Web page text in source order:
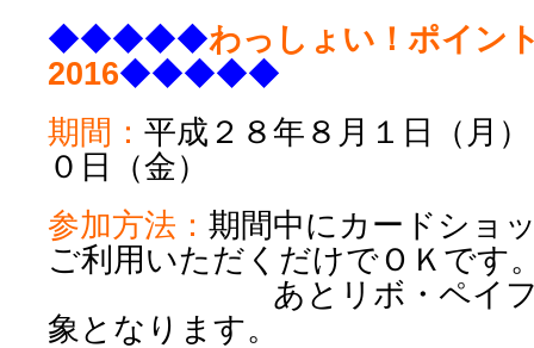
◆◆◆◆◆わっしょい！ポイ
2016◆◆◆◆◆
期間： 平成２８年８月１日（月
０日（金）
参加方法： 期間中にカードショ
ご利用いただくだけでＯＫです
あとリボ・ペイフリー
象となります。